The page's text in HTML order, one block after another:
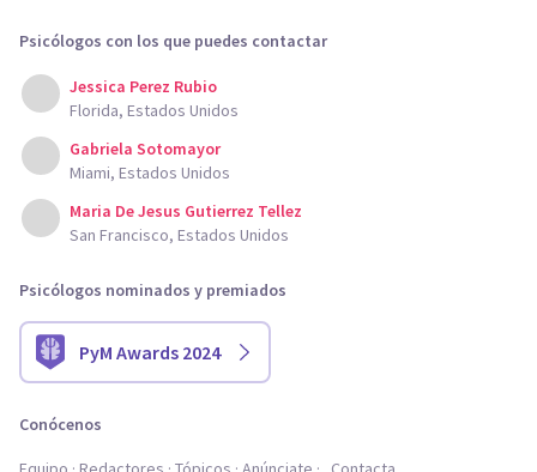
Psicólogos con los que puedes contactar
Jessica Perez Rubio
Florida, Estados Unidos
Gabriela Sotomayor
Miami, Estados Unidos
Maria De Jesus Gutierrez Tellez
San Francisco, Estados Unidos
Psicólogos nominados y premiados
PyM Awards 2024
Conócenos